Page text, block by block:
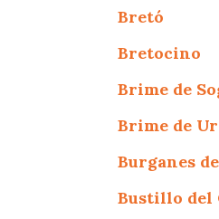
Bretó
Bretocino
Brime de
Brime de
Burganes
Bustillo del